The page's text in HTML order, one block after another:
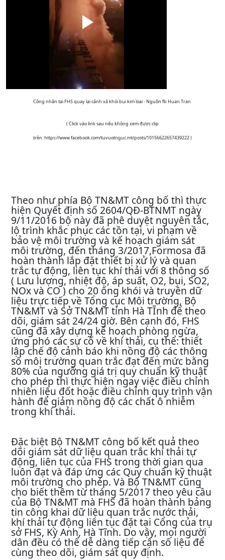
Công nhân tại FHS quay lại cảnh xả khói bụi kim loại - Nguồn fb Huan Tran
( Click vào link sau nếu không xem được clip
trên:https://www.facebook.com/tuvuotnguc.mt/posts/10156622657439222 )
Theo như phía Bộ TN&MT công bố thì thực
hiện Quyết định số 2604/QĐ-BTNMT ngày
9/11/2016 bộ này đã phê duyệt nguyên tắc,
lộ trình khắc phục các tồn tại, vi phạm về
bảo vệ môi trường và kế hoạch giám sát
môi trường, đến tháng 3/2017,Formosa đã
hoàn thành lắp đặt thiết bị xử lý và quan
trắc tự động, liên tục khí thải với 8 thông số
( Lưu lượng, nhiệt độ, áp suất, O2, bụi, SO2,
NOx và CO ) cho 20 ống khói và truyền dữ
liệu trực tiếp về Tổng cục Môi trường, Bộ
TN&MT và Sở TN&MT tỉnh Hà TĨnh để theo
dõi, giám sát 24/24 giờ. Bên cạnh đó, FHS
cũng đã xây dựng kế hoạch phòng ngừa,
ứng phó các sự cố về khí thải, cụ thể: thiết
lập chế độ cảnh báo khi nồng độ các thông
số môi trường quan trắc đạt đến mức bằng
80% của ngưỡng giá trị quy chuẩn kỹ thuật
cho phép thì thực hiện ngay việc điều chỉnh
nhiên liệu đốt hoặc điều chỉnh quy trình vận
hành để giảm nồng độ các chất ô nhiễm
trong khí thải.
Đặc biệt Bộ TN&MT công bố kết quả theo
dõi giám sát dữ liệu quan trắc khí thải tự
động, liên tục của FHS trong thời gian qua
luôn đạt và đáp ứng các Quy chuẩn kỹ thuật
môi trường cho phép. Và Bộ TN&MT cũng
cho biết thêm từ tháng 5/2017 theo yêu cầu
của Bộ TN&MT mà FHS đã hoàn thành bảng
tin công khai dữ liệu quan trắc nước thải,
khí thải tự động liên tục đặt tại Cổng của trụ
sở FHS, Kỳ Anh, Hà Tĩnh. Do vậy, mọi người
dân đều có thể dễ dàng tiếp cận số liệu để
cùng theo dõi, giám sát quy định.